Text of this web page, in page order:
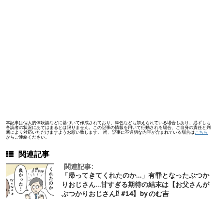
本記事は個人的体験談などに基づいて作成されており、脚色なども加えられている場合もあり、必ずしも
各読者の状況にあてはまるとは限りません。この記事の情報を用いて行動される場合、ご自身の責任と判
断により対応いただけますようお願い致します。 尚、記事に不適切な内容が含まれている場合は こちら
からご連絡ください。
関連記事
関連記事:
「帰ってきてくれたのか…」有罪となったぶつか
りおじさん…甘すぎる期待の結末は【お父さんが
ぶつかりおじさん⁉︎ #14】by のむ吉